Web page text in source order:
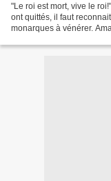
"Le roi est mort, vive le
ont quittés, il faut
monarques à vénérer.